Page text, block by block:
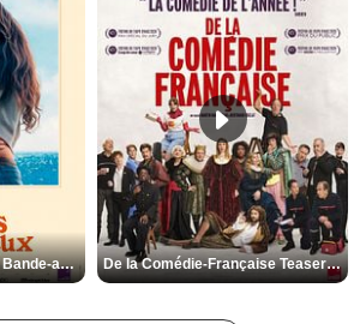
Les Matins merveilleux Bande-annonce VF De la Comédie-Française Teaser VF